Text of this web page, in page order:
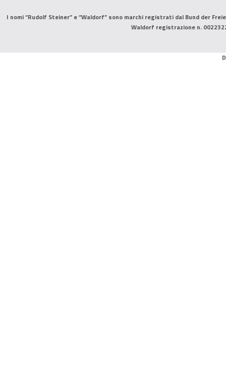
I nomi “Rudolf Steiner” e “Waldorf” sono marchi registrati dal Bund der
Waldorf registrazione n.